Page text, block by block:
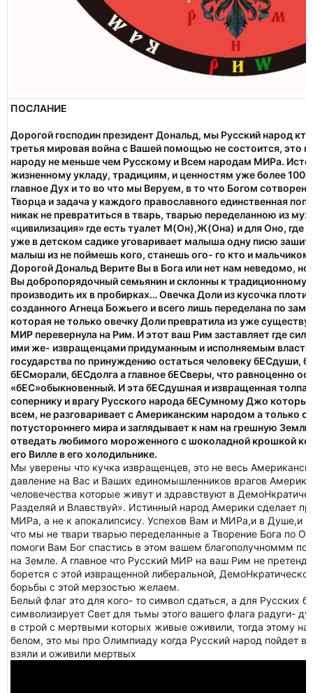
ПОСЛАНИЕ
Дорогой господин президент Дональд, мы Русский народ
третья мировая война с Вашей помощью не состоится, это
народу не меньше чем Русскому и Всем народам МИРа.
жизненному укладу, традициям, и ценностям уже более
главное Дух и то во что мы Веруем, в то что Богом
Творца и задача у каждого православного единственная
никак не превратиться в тварь, тварью переделанною из
«цивилизация» где есть туалет М(Он),Ж(Она) и для Оно, где
уже в детском садике уговаривает малыша одну писю
малыш из не поймешь кого, станешь ого- го кто и
Дорогой Дональд Верите Вы в Бога или нет нам неведомо,
Вы добропорядочный семьянин и склонны к традиционному
производить их в пробирках… Овечка Доли из кусочка плоти
созданного Агнеца Божьего и всего лишь переделана по
которая не только овечку Доли превратила из уже
МИР перевернула на Рим. И этот ваш Рим заставляет где
ими же- извращенцами придуманным и исполняемым
государства по принуждению остаться человеку бЕСдуши,
бЕСморали, бЕСдолга а главное бЕСверы, что равноценно
«бЕС»обыкновенный. И эта бЕСдушная и извращенная толпа
сопернику и врагу Русского народа бЕСумному Джо
всем, не разговаривает с Американским народом а только с
потустороннего мира и заглядывает к нам на грешную
отведать любимого мороженного с шоколадной крошкой
его Вилле в его холодильнике.
Мы уверены что кучка извращенцев, это не весь
давление на Вас и Ваших единомышленников врагов
человечества которые живут и здравствуют в
Разделяй и Влавствуй». Истинный народ Америки сделает
МИРа, а не к апокалипсису. Успехов Вам и МИРа,и в Душе,и
что мы не твари тварью переделанные а Творение Бога по
помоги Вам Бог спастись в этом вашем благополучноммм
на Земле. А главное что Русский МИР на ваш Рим не
борется с этой извращенной либеральной,
борьбы с этой мерзостью желаем.
Белый флаг это для кого- то символ сдаться, а для Русских
символизирует Свет для тьмы этого вашего флага радуги-
в строй с мертвыми которых живые оживили, тогда этому
белом, это мы про Олимпиаду когда Русский народ пойдет в
взяли и оживили мертвых